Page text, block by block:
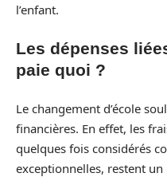
l’enfant.
Les dépenses
paie quoi ?
Le changement d’école
financières. En effet, les
quelques fois considérés
exceptionnelles, restent